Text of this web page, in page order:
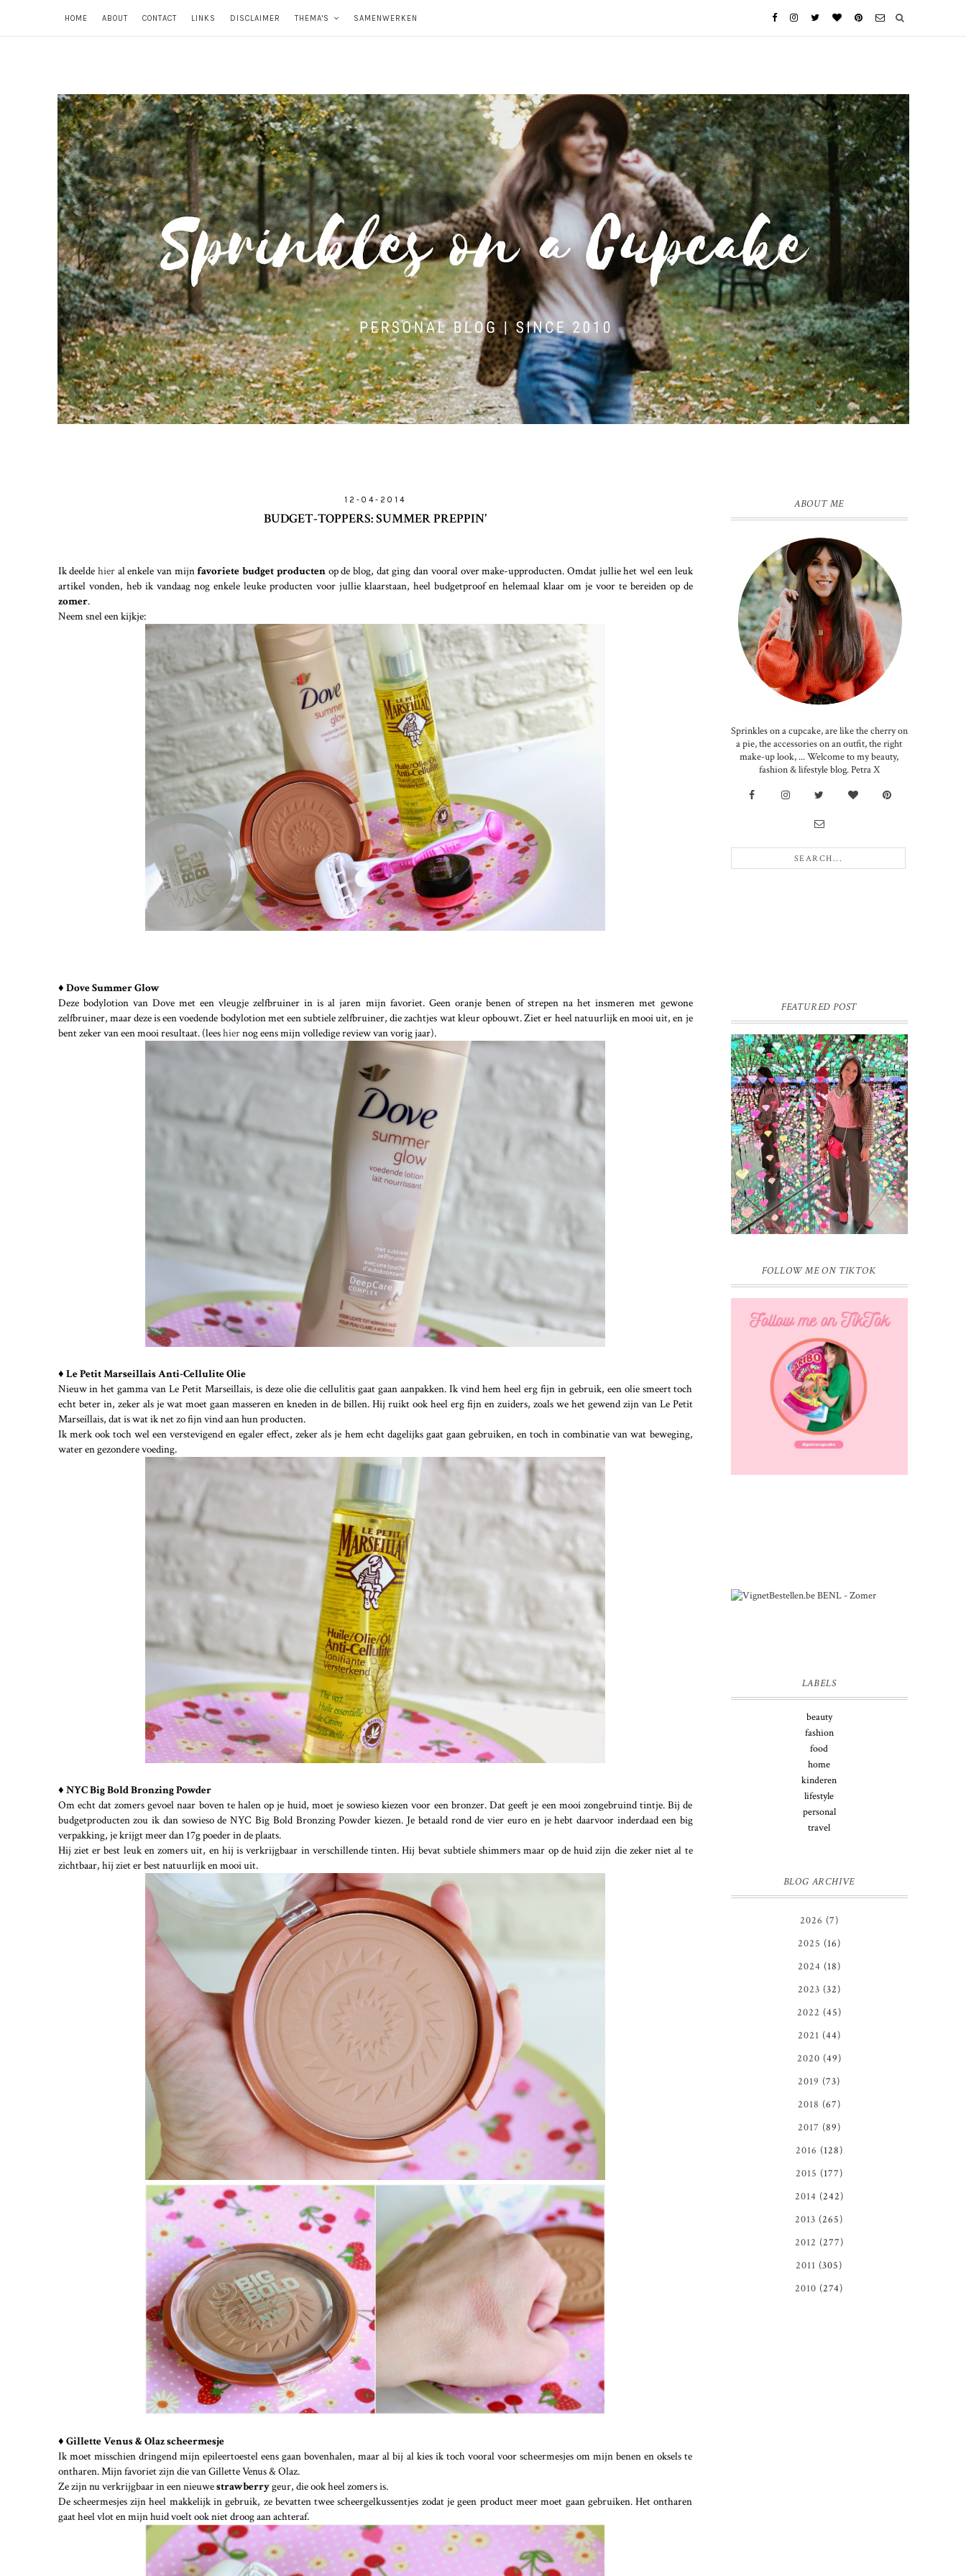
HOME ABOUT CONTACT LINKS DISCLAIMER THEMA'S SAMENWERKEN
12-04-2014
BUDGET-TOPPERS: SUMMER PREPPIN'
Ik deelde hier al enkele van mijnfavoriete budget productenop de blog, dat ging dan vooral over make-upproducten. Omdat jullie het wel een leuk
artikel vonden, heb ik vandaag nog enkele leuke producten voor jullie klaarstaan, heel budgetproof en helemaal klaar om je voor te bereiden op de
zomer.
Neem snel een kijkje:
♦ Dove Summer Glow
Deze bodylotion van Dove met een vleugje zelfbruiner in is al jaren mijn favoriet. Geen oranje benen of strepen na het insmeren met gewone
zelfbruiner, maar deze is een voedende bodylotion met een subtiele zelfbruiner, die zachtjes wat kleur opbouwt. Ziet er heel natuurlijk en mooi uit, en je
bent zeker van een mooi resultaat. (leeshiernog eens mijn volledige review van vorig jaar).
♦ Le Petit Marseillais Anti-Cellulite Olie
Nieuw in het gamma van Le Petit Marseillais, is deze olie die cellulitis gaat gaan aanpakken. Ik vind hem heel erg fijn in gebruik, een olie smeert toch
echt beter in, zeker als je wat moet gaan masseren en kneden in de billen. Hij ruikt ook heel erg fijn en zuiders, zoals we het gewend zijn van Le Petit
Marseillais, dat is wat ik net zo fijn vind aan hun producten.
Ik merk ook toch wel een verstevigend en egaler effect, zeker als je hem echt dagelijks gaat gaan gebruiken, en toch in combinatie van wat beweging,
water en gezondere voeding.
♦ NYC Big Bold Bronzing Powder
Om echt dat zomers gevoel naar boven te halen op je huid, moet je sowieso kiezen voor een bronzer. Dat geeft je een mooi zongebruind tintje. Bij de
budgetproducten zou ik dan sowieso de NYC Big Bold Bronzing Powder kiezen. Je betaald rond de vier euro en je hebt daarvoor inderdaad een big
verpakking, je krijgt meer dan 17g poeder in de plaats.
Hij ziet er best leuk en zomers uit, en hij is verkrijgbaar in verschillende tinten. Hij bevat subtiele shimmers maar op de huid zijn die zeker niet al te
zichtbaar, hij ziet er best natuurlijk en mooi uit.
♦ Gillette Venus & Olaz scheermesje
Ik moet misschien dringend mijn epileertoestel eens gaan bovenhalen, maar al bij al kies ik toch vooral voor scheermesjes om mijn benen en oksels te
ontharen. Mijn favoriet zijn die van Gillette Venus & Olaz.
Ze zijn nu verkrijgbaar in een nieuwestrawberrygeur, die ook heel zomers is.
De scheermesjes zijn heel makkelijk in gebruik, ze bevatten twee scheergelkussentjes zodat je geen product meer moet gaan gebruiken. Het ontharen
gaat heel vlot en mijn huid voelt ook niet droog aan achteraf.
ABOUT ME
Sprinkles on a cupcake, are like the cherry on
a pie, the accessories on an outfit, the right
make-up look, ... Welcome to my beauty,
fashion & lifestyle blog. Petra X
FEATURED POST
16 JAAR SPRINKLES ON A
CUPCAKE
Vandaag is het weer zo’n moment waarop
ik even bewust op de pauzeknop duw, want
Sprinkles on a Cupcake bestaat 16 jaar.
Zestien. Dat blijft ...
FOLLOW ME ON TIKTOK
LABELS
beauty
fashion
food
home
kinderen
lifestyle
personal
travel
BLOG ARCHIVE
2026 (7)
2025 (16)
2024 (18)
2023 (32)
2022 (45)
2021 (44)
2020 (49)
2019 (73)
2018 (67)
2017 (89)
2016 (128)
2015 (177)
2014 (242)
2013 (265)
2012 (277)
2011 (305)
2010 (274)